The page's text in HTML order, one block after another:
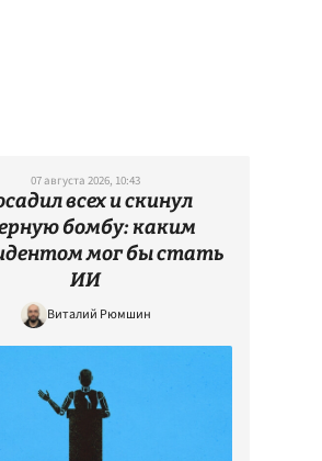
07 августа 2026, 10:43
всех и скинул
бомбу: каким
мог бы стать
ИИ
Виталий Рюмшин